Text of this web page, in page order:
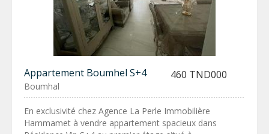
Appartement Boumhel S+4 460 TND000
Boumhal
En exclusivité chez Agence La Perle Immobilière
Hammamet à vendre appartement spacieux dans